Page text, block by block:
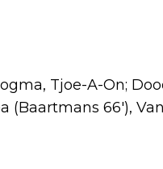
Tjoe-A-On;
(Baartmans 66'),